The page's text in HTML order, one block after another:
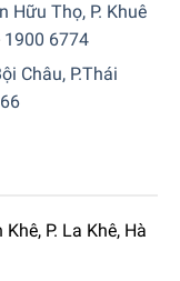
trong nhiều
giặt đặc biệt
xả” và “Không
hoạt động êm ái
thiện với môi
quả năng lượng
Hữu Thọ, P. Khuê
1900 6774
Châu, P.Thái
P. La Khê, Hà